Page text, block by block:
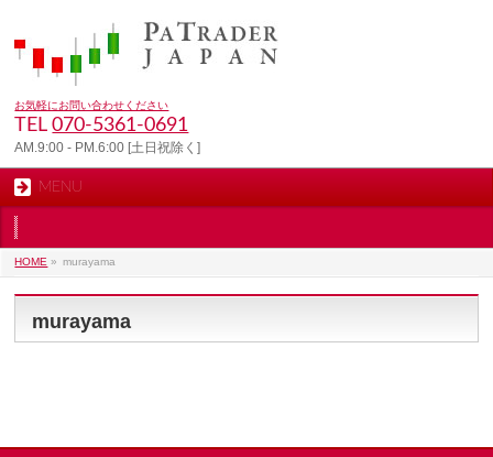
お気軽にお問い合わせください
TEL070-5361-0691
AM.9:00 - PM.6:00 [土日祝除く]
MENU
HOME » murayama
murayama